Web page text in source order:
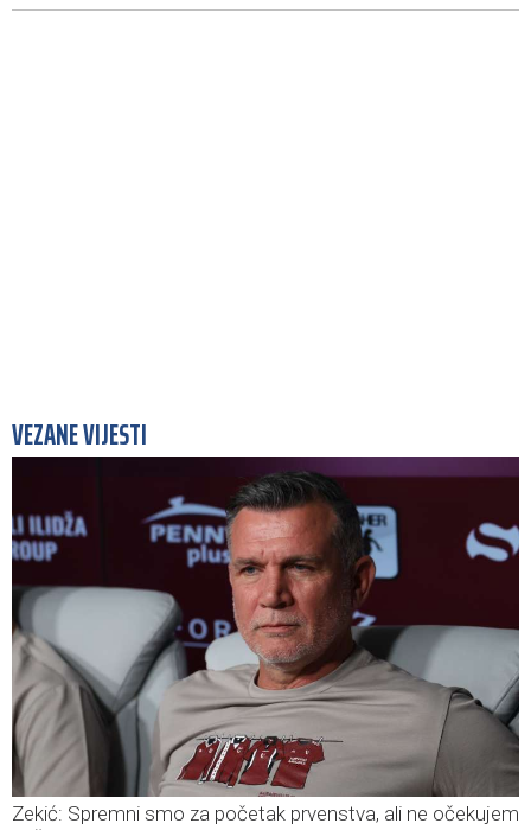
VEZANE VIJESTI
Zekić: Spremni smo za početak prvenstva, ali ne očekujem